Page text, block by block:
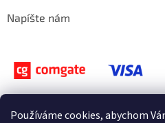
Používáme cookies, abychom
Napíšte nám